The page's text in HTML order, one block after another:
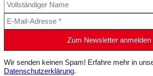
Wir senden keinen Spam! Erfahre mehr in
Datenschutzerklärung.